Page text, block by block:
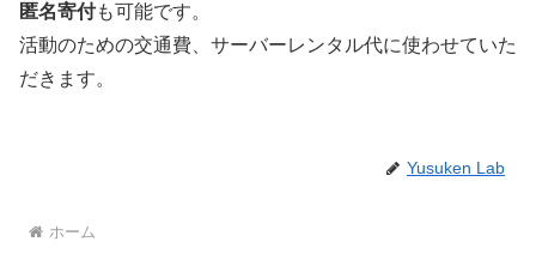
匿名寄付も可能です。
活動のための交通費、サーバーレンタル代に使わせていた
だきます。
Yusuken Lab
ホーム